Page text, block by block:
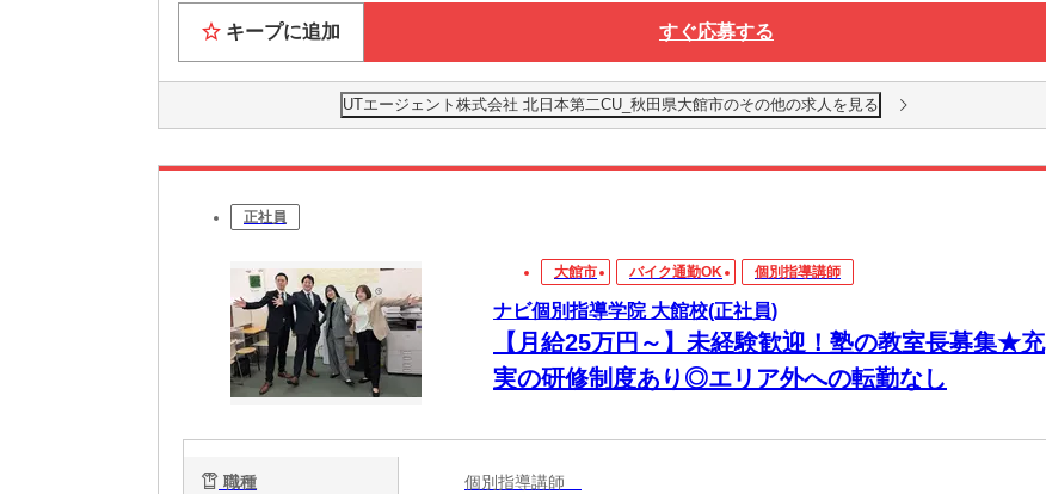
キープに追加 すぐ応募する
UTエージェント株式会社 北日本第二CU_秋田県大館市のその他の求人を見る
正社員
大館市 バイク通勤OK 個別指導講師
ナビ個別指導学院 大館校(正社員)
【月給25万円～】未経験歓迎！塾の教室長募集★充
実の研修制度あり◎エリア外への転勤なし
職種 個別指導講師